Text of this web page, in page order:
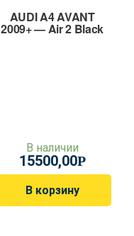
AUDI A4 AVANT
2009+ — Air 2 Black
В наличии
15500,00Р
В корзину